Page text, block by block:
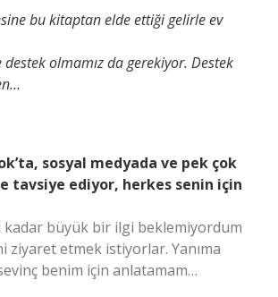
bu kitaptan elde ettiği gelirle ev
olmamız da gerekiyor. Destek
sosyal medyada ve pek çok
tavsiye ediyor, herkes senin için
kadar büyük bir ilgi beklemiyordum
ziyaret etmek istiyorlar. Yanıma
benim için anlatamam…